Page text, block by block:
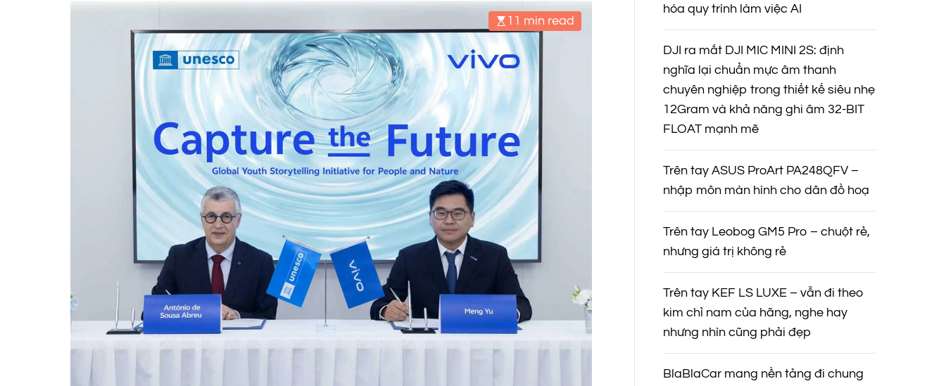
11 min read
hóa quy trình làm việc AI
DJI ra mắt DJI MIC MINI 2S: định
nghĩa lại chuẩn mực âm thanh
chuyên nghiệp trong thiết kế siêu nhẹ
12Gram và khả năng ghi âm 32-BIT
FLOAT mạnh mẽ
Trên tay ASUS ProArt PA248QFV –
nhập môn màn hình cho dân đồ hoạ
Trên tay Leobog GM5 Pro – chuột rẻ,
nhưng giá trị không rẻ
Trên tay KEF LS LUXE – vẫn đi theo
kim chỉ nam của hãng, nghe hay
nhưng nhìn cũng phải đẹp
BlaBlaCar mang nền tảng đi chung